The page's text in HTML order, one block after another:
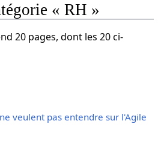
« RH »
20 pages, dont les 20 ci-
veulent pas entendre sur l'Agile